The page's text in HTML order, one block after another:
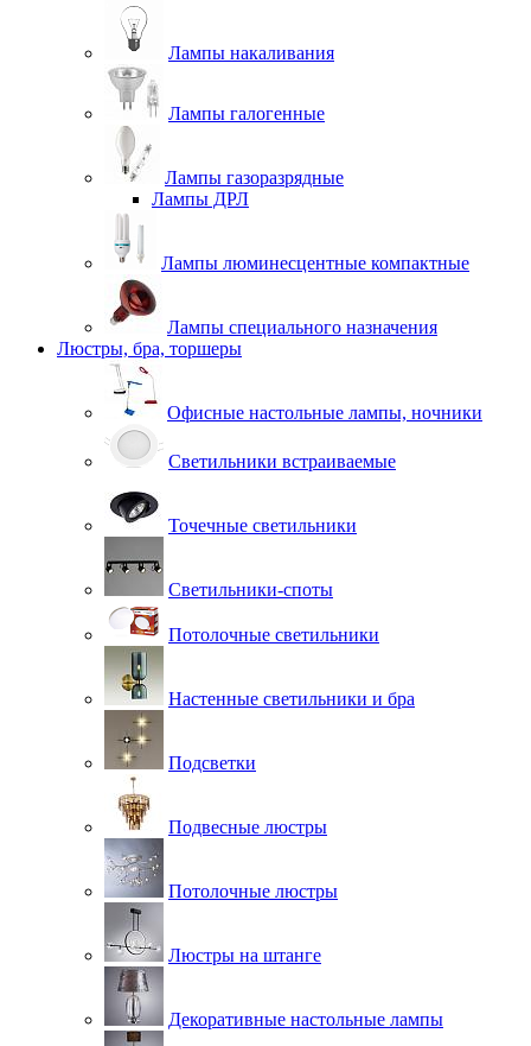
Лампы накаливания
Лампы галогенные
Лампы газоразрядные
Лампы ДРЛ
Лампы люминесцентные компактные
Лампы специального назначения
Люстры, бра, торшеры
Офисные настольные лампы, ночники
Светильники встраиваемые
Точечные светильники
Светильники-споты
Потолочные светильники
Настенные светильники и бра
Подсветки
Подвесные люстры
Потолочные люстры
Люстры на штанге
Декоративные настольные лампы